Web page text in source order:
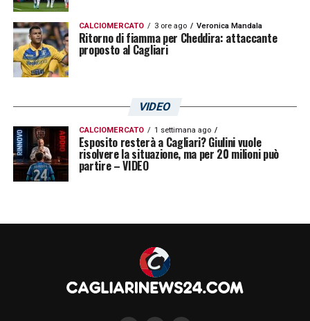
CALCIOMERCATO 3 ore ago Veronica Mandala
Ritorno di fiamma per Cheddira: attaccante
proposto al Cagliari
VIDEO
CALCIOMERCATO 1 settimana ago
Esposito resterà a Cagliari? Giulini vuole
risolvere la situazione, ma per 20 milioni può
partire – VIDEO